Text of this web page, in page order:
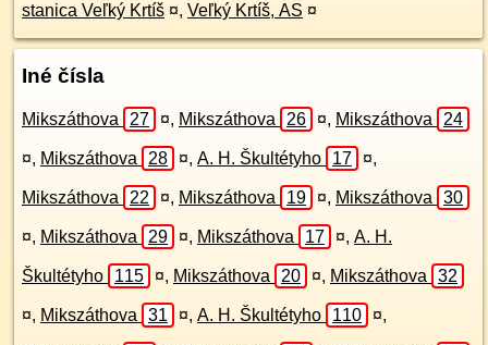
stanica Veľký Krtíš ¤, Veľký Krtíš, AS ¤
Iné čísla
Mikszáthova 27 ¤, Mikszáthova 26 ¤, Mikszáthova 24
¤, Mikszáthova 28 ¤, A. H. Škultétyho 17 ¤,
Mikszáthova 22 ¤, Mikszáthova 19 ¤, Mikszáthova 30
¤, Mikszáthova 29 ¤, Mikszáthova 17 ¤, A. H.
Škultétyho 115 ¤, Mikszáthova 20 ¤, Mikszáthova 32
¤, Mikszáthova 31 ¤, A. H. Škultétyho 110 ¤,